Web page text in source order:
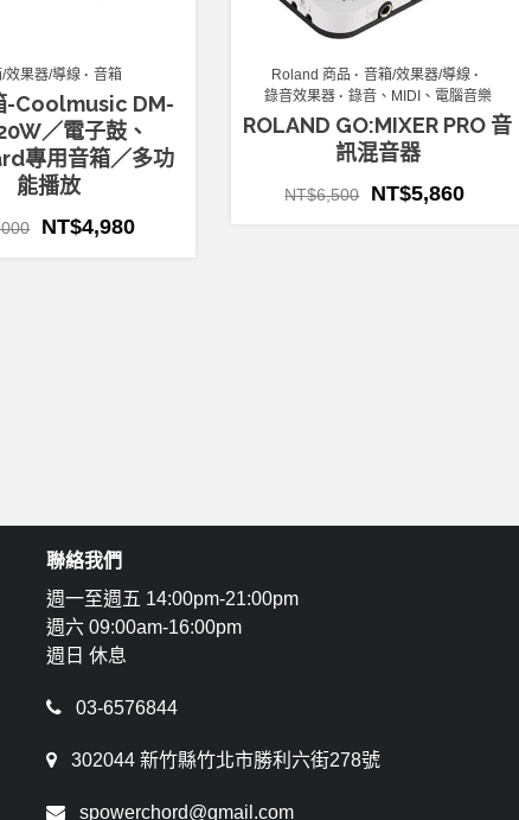
效果器/導線 音箱
-Coolmusic DM-
／電子鼓、
專用音箱／多功
能播放
NT$4,980
Roland 商品
音箱/效果器/導線
錄音效果器
錄音、MIDI、電腦音樂
ROLAND GO:MIXER PRO 音
訊混音器
NT$6,500 NT$5,860
聯絡我們
週一至週五 14:00pm-21:00pm
週六 09:00am-16:00pm
週日 休息
03-6576844
302044 新竹縣竹北市勝利六街278號
spowerchord@gmail.com